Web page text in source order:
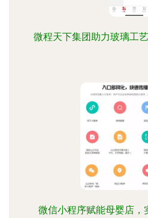
微程天下集团助力玻璃工
微信小程序赋能母婴店，